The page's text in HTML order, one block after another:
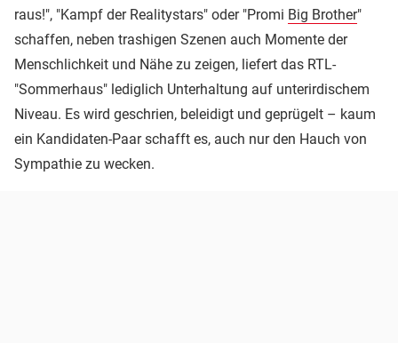
raus!", "Kampf der Realitystars" oder "Promi Big Brother"
schaffen, neben trashigen Szenen auch Momente der
Menschlichkeit und Nähe zu zeigen, liefert das RTL-
"Sommerhaus" lediglich Unterhaltung auf unterirdischem
Niveau. Es wird geschrien, beleidigt und geprügelt – kaum
ein Kandidaten-Paar schafft es, auch nur den Hauch von
Sympathie zu wecken.